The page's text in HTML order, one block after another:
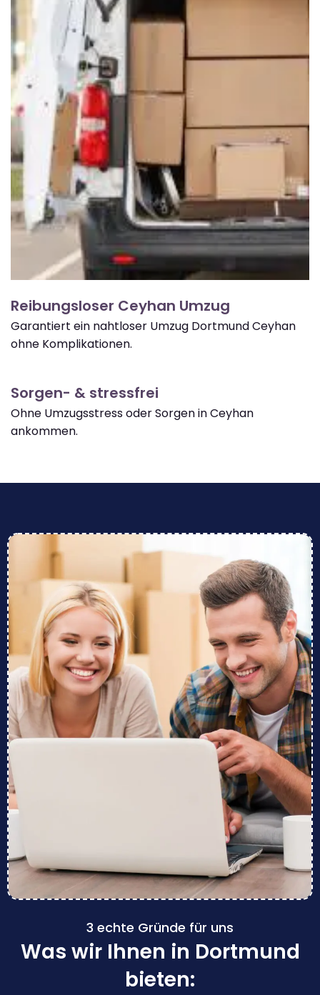
Reibungsloser Ceyhan Umzug
Garantiert ein nahtloser Umzug Dortmund Ceyhan
ohne Komplikationen.
Sorgen- & stressfrei
Ohne Umzugsstress oder Sorgen in Ceyhan
ankommen.
3 echte Gründe für uns
Was wir Ihnen in Dortmund
bieten: